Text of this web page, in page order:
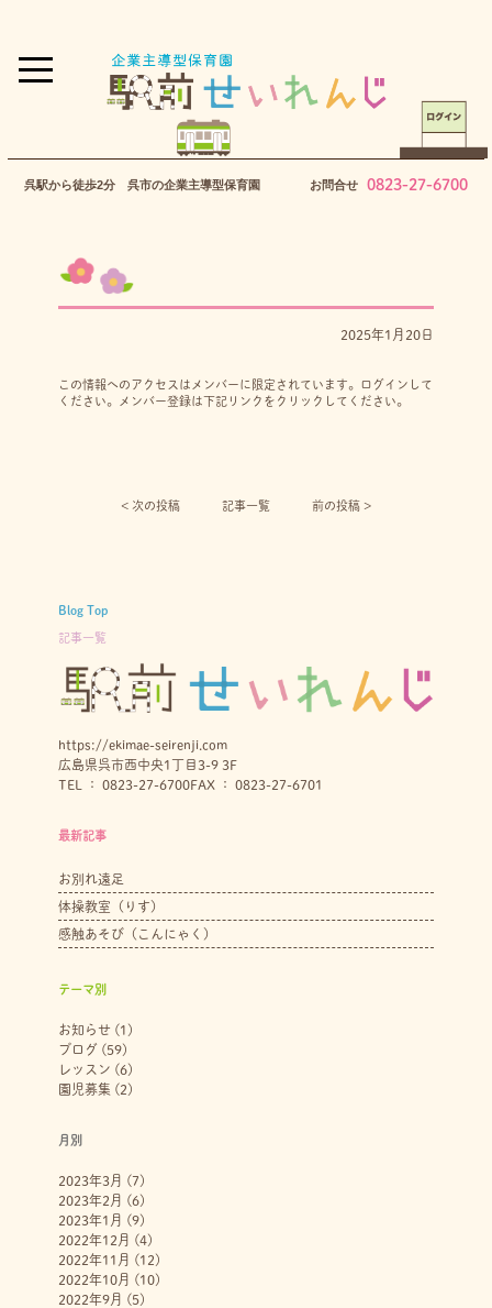
呉駅から徒歩2分 呉市の企業主導型保育園 お問合せ 0823-27-6700
2025年1月20日
この情報へのアクセスはメンバーに限定されています。ログインして
ください。メンバー登録は下記リンクをクリックしてください。
< 次の投稿︎ 記事一覧 前の投稿 >
Blog Top
記事一覧
https://ekimae-seirenji.com
広島県呉市西中央1丁目3-9 3F
TEL ： 0823-27-6700FAX ： 0823-27-6701
最新記事
お別れ遠足
体操教室（りす）
感触あそび（こんにゃく）
テーマ別
お知らせ(1)
ブログ (59)
レッスン (6)
園児募集 (2)
月別
2023年3月 (7)
2023年2月 (6)
2023年1月 (9)
2022年12月 (4)
2022年11月 (12)
2022年10月 (10)
2022年9月 (5)